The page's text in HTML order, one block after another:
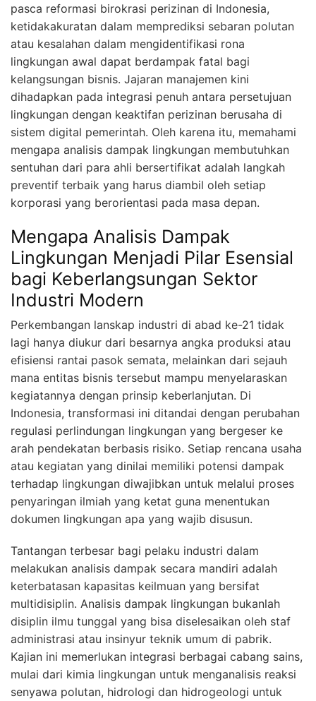
pasca reformasi birokrasi perizinan di Indonesia,
ketidakakuratan dalam memprediksi sebaran polutan
atau kesalahan dalam mengidentifikasi rona
lingkungan awal dapat berdampak fatal bagi
kelangsungan bisnis. Jajaran manajemen kini
dihadapkan pada integrasi penuh antara persetujuan
lingkungan dengan keaktifan perizinan berusaha di
sistem digital pemerintah. Oleh karena itu, memahami
mengapa analisis dampak lingkungan membutuhkan
sentuhan dari para ahli bersertifikat adalah langkah
preventif terbaik yang harus diambil oleh setiap
korporasi yang berorientasi pada masa depan.
Mengapa Analisis Dampak
Lingkungan Menjadi Pilar Esensial
bagi Keberlangsungan Sektor
Industri Modern
Perkembangan lanskap industri di abad ke-21 tidak
lagi hanya diukur dari besarnya angka produksi atau
efisiensi rantai pasok semata, melainkan dari sejauh
mana entitas bisnis tersebut mampu menyelaraskan
kegiatannya dengan prinsip keberlanjutan. Di
Indonesia, transformasi ini ditandai dengan perubahan
regulasi perlindungan lingkungan yang bergeser ke
arah pendekatan berbasis risiko. Setiap rencana usaha
atau kegiatan yang dinilai memiliki potensi dampak
terhadap lingkungan diwajibkan untuk melalui proses
penyaringan ilmiah yang ketat guna menentukan
dokumen lingkungan apa yang wajib disusun.
Tantangan terbesar bagi pelaku industri dalam
melakukan analisis dampak secara mandiri adalah
keterbatasan kapasitas keilmuan yang bersifat
multidisiplin. Analisis dampak lingkungan bukanlah
disiplin ilmu tunggal yang bisa diselesaikan oleh staf
administrasi atau insinyur teknik umum di pabrik.
Kajian ini memerlukan integrasi berbagai cabang sains,
mulai dari kimia lingkungan untuk menganalisis reaksi
senyawa polutan, hidrologi dan hidrogeologi untuk